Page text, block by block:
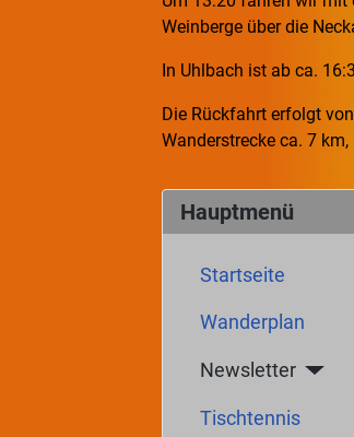
Hauptmenü
Startseite
Wanderplan
Newsletter
Tischtennis
Weinberge über die
In Uhlbach ist ab ca.
Die Rückfahrt erfolgt
Wanderstrecke ca. 7